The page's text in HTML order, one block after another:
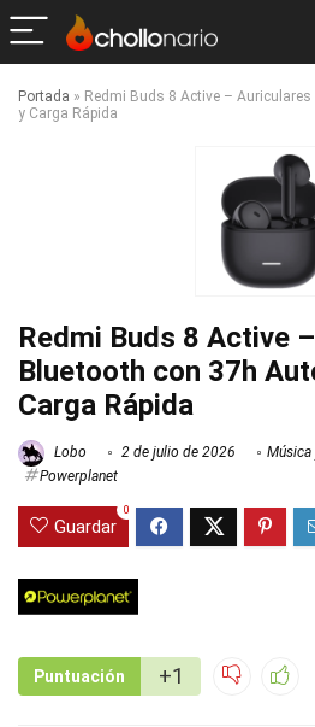
Portada » Redmi Buds 8 Active –
y Carga Rápida
Redmi Buds 8 Active
Bluetooth con 37h
Carga Rápida
Lobo 2 de julio de 2026 Música
Powerplanet
Guardar
0
Puntuación +1